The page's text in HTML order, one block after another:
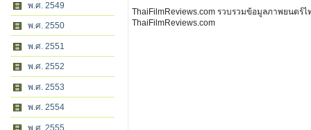
พ.ศ. 2549
พ.ศ. 2550
พ.ศ. 2551
พ.ศ. 2552
พ.ศ. 2553
พ.ศ. 2554
พ.ศ. 2555
ThaiFilmReviews.com รวบรวมข้อมูลภาพยนตร์
ThaiFilmReviews.com